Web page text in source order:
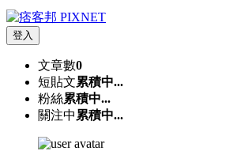
登入
文章數0
短貼文累積中...
粉絲累積中...
關注中 累積中...